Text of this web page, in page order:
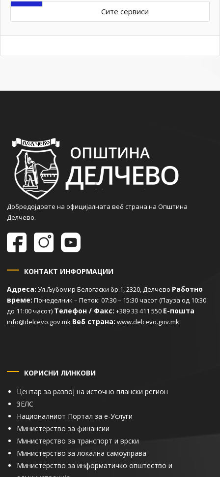
Сите сервиси
Добредојдовте на официјалната веб страна на Општина
Делчево.
КОНТАКТ ИНФОРМАЦИИ
Адреса: Ул.Љубомир Белогаски бр.1, 2320, Делчево Работно
време: Понеделник – Петок: 07:30 – 15:30 часот (Пауза од 10:30
до 11:00 часот) Телефон / Факс: +389 33 411 550 Е-пошта
info@delcevo.gov.mk Веб страна: www.delcevo.gov.mk
КОРИСНИ ЛИНКОВИ
Центар за развој на источно плански регион
ЗЕЛС
Националниот Портал за е-Услуги
Министерство за финансии
Министерство за транспорт и врски
Министерство за локална самоуправа
Министерство за информатичко општество и